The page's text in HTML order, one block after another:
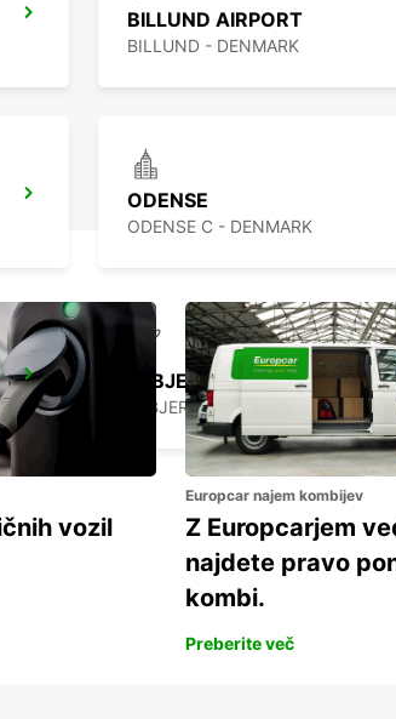
BILLUND AIRPORT
BILLUND - DENMARK
ODENSE
ODENSE C - DENMARK
ESBJERG AIRPORT
ESBJERG - DENMARK
vozil
Europcar najem kombijev
Z Europcarjem
najdete pravo
kombi.
Preberite več